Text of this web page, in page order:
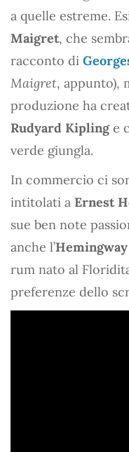
a quelle estreme.
Maigret, che
racconto di
Maigret, appunto),
produzione ha
Rudyard Kiplinge
verde giungla.
In commercio ci
intitolati a Ernest
sue ben note
anche l’
rum nato al
preferenze dello